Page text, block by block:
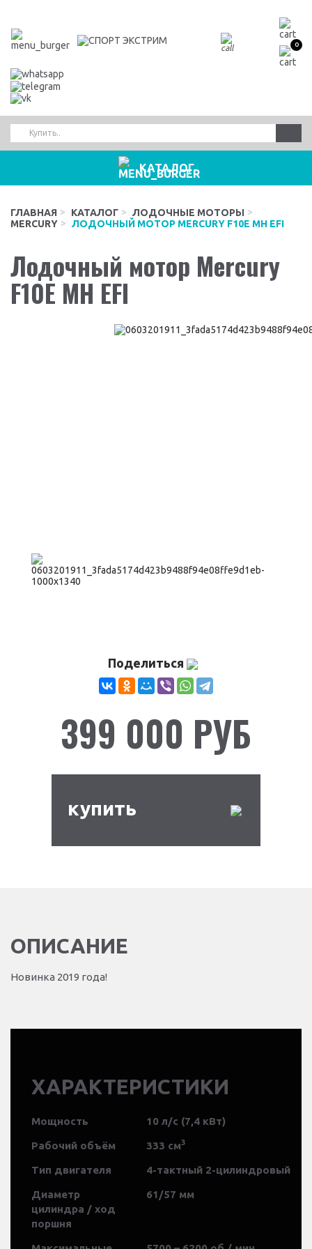
0
КАТАЛОГ
ГЛАВНАЯ КАТАЛОГ
ЛОДОЧНЫЕ МОТОРЫ
MERCURY
ЛОДОЧНЫЙ МОТОР MERCURY F10E MH EFI
Лодочный мотор Mercury
F10E MH EFI
399 000 РУБ
купить
Поделиться
ОПИСАНИЕ
Новинка 2019 года!
ХАРАКТЕРИСТИКИ
Мощность 10 л/с (7,4 кВт)
Рабочий объём 333 см3
Тип двигателя 4-тактный 2-цилиндровый
Диаметр
цилиндра / ход
поршня
61/57 мм